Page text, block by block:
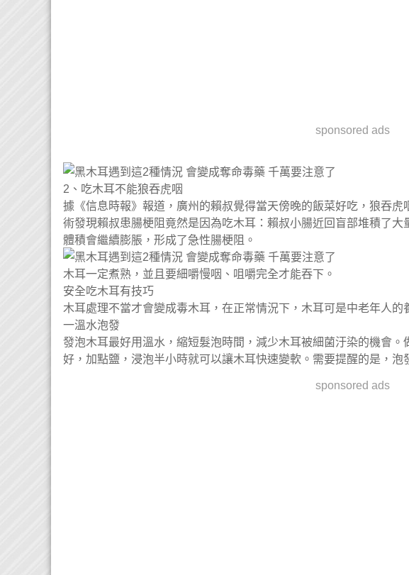
sponsored ads
2、吃木耳不能狼吞虎咽
據《信息時報》報道，廣州的賴叔覺得當天傍晚的飯菜好吃，狼吞
術發現賴叔患腸梗阻竟然是因為吃木耳：賴叔小腸近回盲部堆積了
體積會繼續膨脹，形成了急性腸梗阻。
木耳一定煮熟，並且要細嚼慢咽、咀嚼完全才能吞下。
安全吃木耳有技巧
木耳處理不當才會變成毒木耳，在正常情況下，木耳可是中老年人
一溫水泡發
發泡木耳最好用溫水，縮短髮泡時間，減少木耳被細菌汙染的機會
好，加點鹽，浸泡半小時就可以讓木耳快速變軟。需要提醒的是，泡
sponsored ads